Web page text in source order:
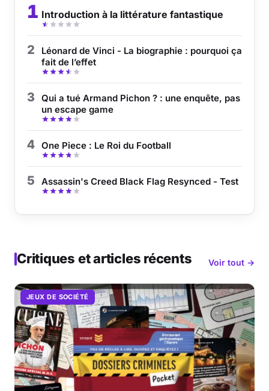
1 Introduction à la littérature fantastique
2
Léonard de Vinci - La biographie : pourquoi ça
fait de l’effet
3
Qui a tué Armand Pichon ? : une enquête, pas
un escape game
4 One Piece : Le Roi du Football
5 Assassin's Creed Black Flag Resynced - Test
Critiques et articles récents Voir tout →
JEUX DE SOCIÉTÉ